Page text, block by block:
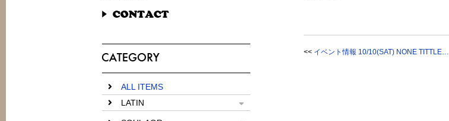
ALL ITEMS
LATIN
<< イベント情報 10/10(SAT) NONE TITTLE…